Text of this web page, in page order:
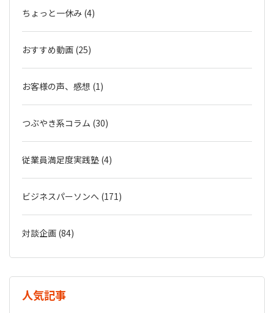
ちょっと一休み (4)
おすすめ動画 (25)
お客様の声、感想 (1)
つぶやき系コラム (30)
従業員満足度実践塾 (4)
ビジネスパーソンへ (171)
対談企画 (84)
人気記事